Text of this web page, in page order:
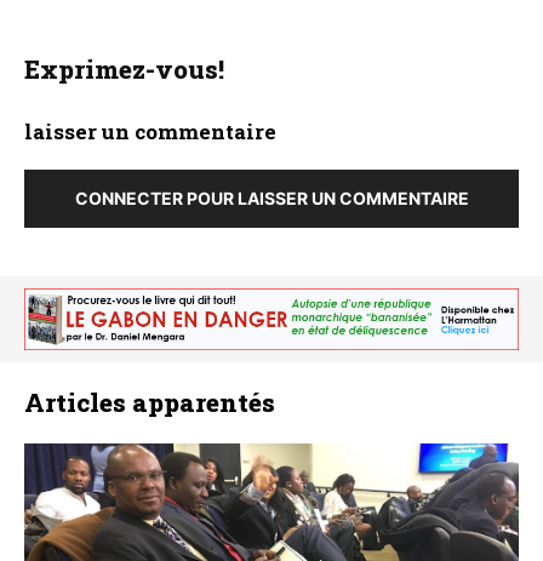
Exprimez-vous!
laisser un commentaire
CONNECTER POUR LAISSER UN COMMENTAIRE
Articles apparentés